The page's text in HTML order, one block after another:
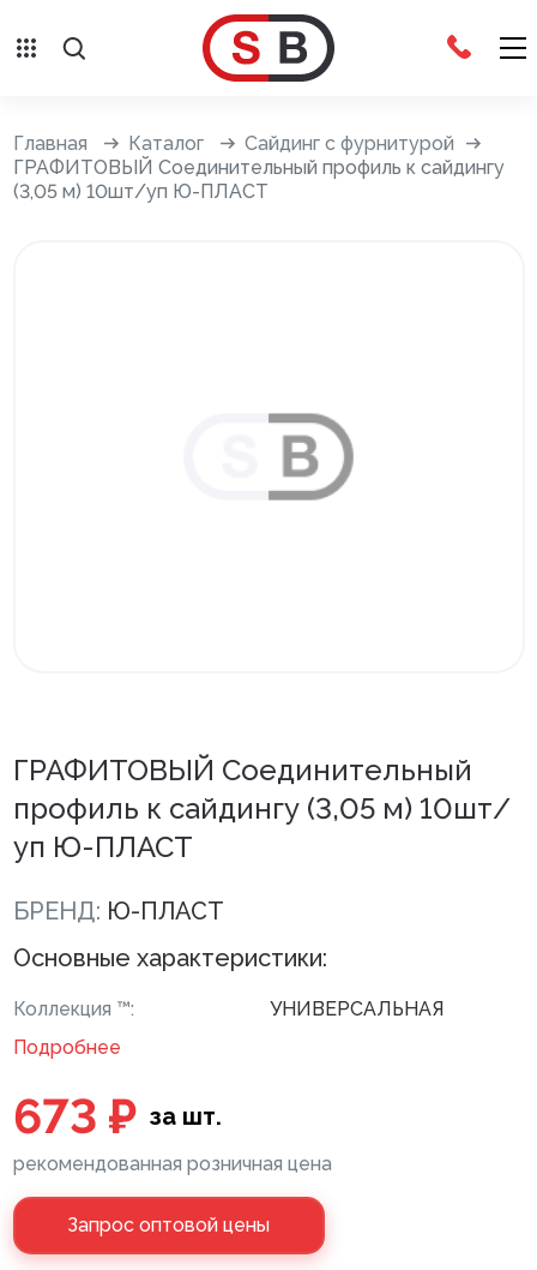
Сайдинг с фурнитурой
Листовые панели
Подоконники с комплектующими
Напольные покрытия ХДФ
Плинтус напольный с фурнитурой
Подложка
Клей монтажный
Панели МДФ
Сантехника
Главная Каталог
Сайдинг с фурнитурой
ГРАФИТОВЫЙ Соединительный профиль к сайдингу
(3,05 м) 10шт/уп Ю-ПЛАСТ
ГРАФИТОВЫЙ Соединительный
профиль к сайдингу (3,05 м) 10шт/
уп Ю-ПЛАСТ
БРЕНД: Ю-ПЛАСТ
Основные характеристики:
Коллекция ™:
УНИВЕРСАЛЬНАЯ
Подробнее
673 ₽ за шт.
рекомендованная розничная цена
Запрос оптовой цены